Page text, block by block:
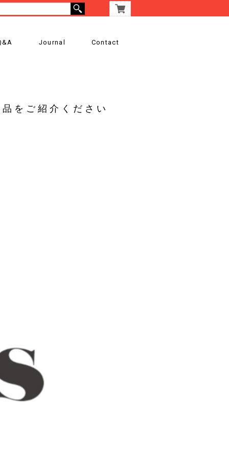
Journal Contact
をご紹介ください